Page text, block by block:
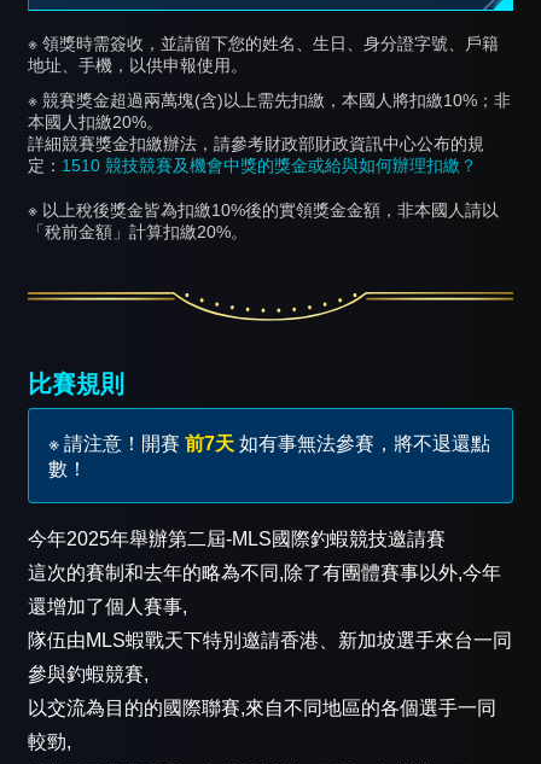
※ 領獎時需簽收，並請留下您的姓名、生日、身分證字號、戶籍
地址、手機，以供申報使用。
※ 競賽獎金超過兩萬塊(含)以上需先扣繳，本國人將扣繳10%；非
本國人扣繳20%。
詳細競賽獎金扣繳辦法，請參考財政部財政資訊中心公布的規
定： 1510 競技競賽及機會中獎的獎金或給與如何辦理扣繳？
※ 以上稅後獎金皆為扣繳10%後的實領獎金金額，非本國人請以
「稅前金額」計算扣繳20%。
比賽規則
※ 請注意！開賽 前7天 如有事無法參賽，將不退還點
數！
今年2025年舉辦第二屆-MLS國際釣蝦競技邀請賽
這次的賽制和去年的略為不同,除了有團體賽事以外,今年
還增加了個人賽事,
隊伍由MLS蝦戰天下特別邀請香港、新加坡選手來台一同
參與釣蝦競賽,
以交流為目的的國際聯賽,來自不同地區的各個選手一同
較勁,